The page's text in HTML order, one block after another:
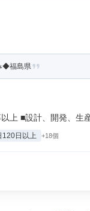
◆福島県
上 ■設計、開発、生
120日以上 +18個